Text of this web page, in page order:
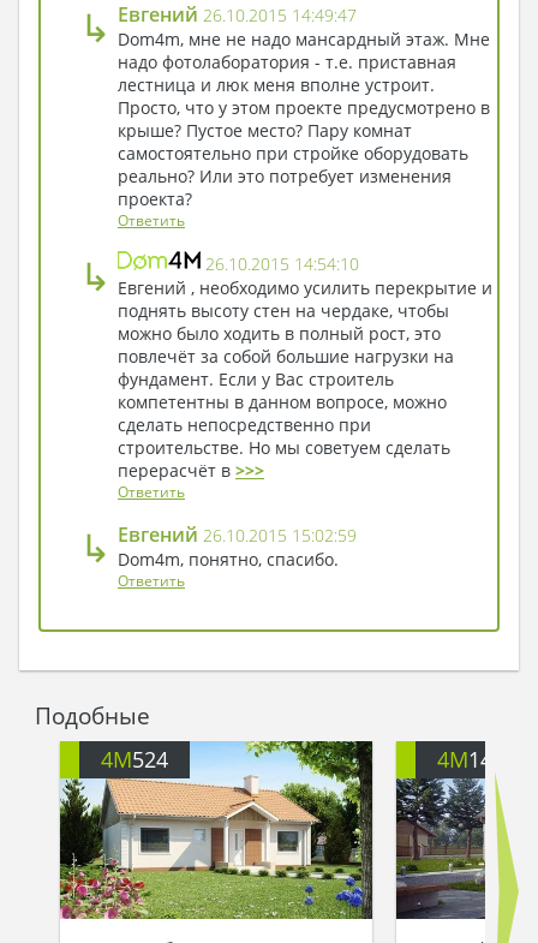
↳ Евгений 26.10.2015 14:49:47
Dom4m, мне не надо мансардный этаж. Мне
надо фотолаборатория - т.е. приставная
лестница и люк меня вполне устроит.
Просто, что у этом проекте предусмотрено в
крыше? Пустое место? Пару комнат
самостоятельно при стройке оборудовать
реально? Или это потребует изменения
проекта?
Ответить
↳
26.10.2015 14:54:10
Евгений , необходимо усилить перекрытие и
поднять высоту стен на чердаке, чтобы
можно было ходить в полный рост, это
повлечёт за собой большие нагрузки на
фундамент. Если у Вас строитель
компетентны в данном вопросе, можно
сделать непосредственно при
строительстве. Но мы советуем сделать
перерасчёт в >>>
Ответить
↳ Евгений 26.10.2015 15:02:59
Dom4m, понятно, спасибо.
Ответить
Подобные
4M524 4M146